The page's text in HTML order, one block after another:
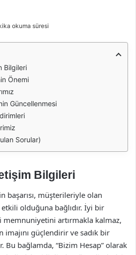
okuma süresi
Bilgileri
Önemi
Güncellenmesi
Sorular)
Bilgileri
başarısı, müşterileriyle olan
olduğuna bağlıdır. İyi bir
memnuniyetini artırmakla kalmaz,
imajını güçlendirir ve sadık bir
Bu bağlamda, “Bizim Hesap” olarak